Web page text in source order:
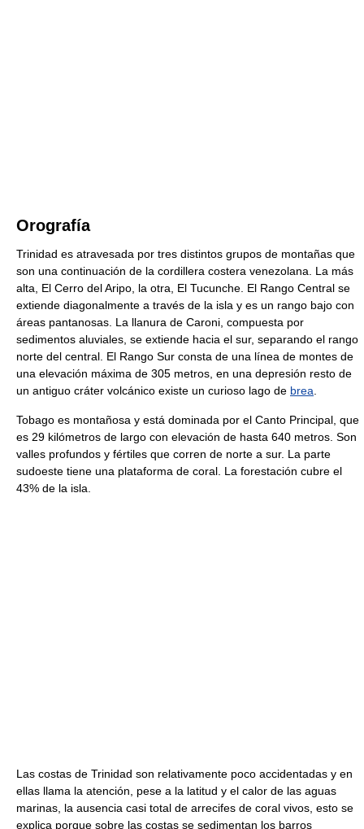
Orografía
Trinidad es atravesada por tres distintos grupos de montañas que
son una continuación de la cordillera costera venezolana. La más
alta, El Cerro del Aripo, la otra, El Tucunche. El Rango Central se
extiende diagonalmente a través de la isla y es un rango bajo con
áreas pantanosas. La llanura de Caroni, compuesta por
sedimentos aluviales, se extiende hacia el sur, separando el rango
norte del central. El Rango Sur consta de una línea de montes de
una elevación máxima de 305 metros, en una depresión resto de
un antiguo cráter volcánico existe un curioso lago de brea.
Tobago es montañosa y está dominada por el Canto Principal, que
es 29 kilómetros de largo con elevación de hasta 640 metros. Son
valles profundos y fértiles que corren de norte a sur. La parte
sudoeste tiene una plataforma de coral. La forestación cubre el
43% de la isla.
Las costas de Trinidad son relativamente poco accidentadas y en
ellas llama la atención, pese a la latitud y el calor de las aguas
marinas, la ausencia casi total de arrecifes de coral vivos, esto se
explica porque sobre las costas se sedimentan los barros